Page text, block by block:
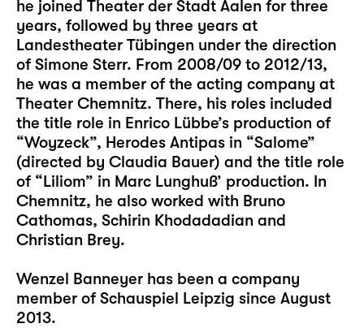
he joined Theater der Stadt Aalen for three
years, followed by three years at
Landestheater Tübingen under the direction
of Simone Sterr. From 2008/09 to 2012/13,
he was a member of the acting company at
Theater Chemnitz. There, his roles included
the title role in Enrico Lübbe’s production of
“Woyzeck”, Herodes Antipas in “Salome”
(directed by Claudia Bauer) and the title role
of “Liliom” in Marc Lunghuß’ production. In
Chemnitz, he also worked with Bruno
Cathomas, Schirin Khodadadian and
Christian Brey.
Wenzel Banneyer has been a company
member of Schauspiel Leipzig since August
2013.